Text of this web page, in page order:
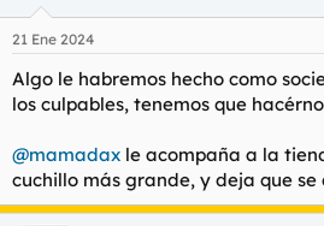
e
:
21 Ene 2024
Algo le habremos hecho como
los culpables, tenemos que
@mamadax le acompaña a la
cuchillo más grande, y deja que se